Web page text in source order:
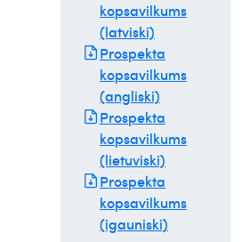
kopsavilkums
(latviski)
Prospekta
kopsavilkums
(angliski)
Prospekta
kopsavilkums
(lietuviski)
Prospekta
kopsavilkums
(igauniski)